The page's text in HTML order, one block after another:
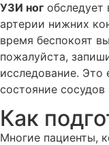
УЗИ ног обследует
артерии нижних
время беспокоят
пожалуйста,
исследование. Это
состояние
Как
Многие пациенты,